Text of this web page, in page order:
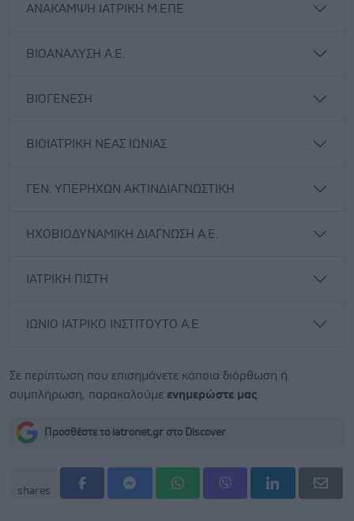
ΑΝΑΚΑΜΨΗ ΙΑΤΡΙΚΗ Μ.ΕΠΕ
ΒΙΟΑΝΑΛΥΣΗ Α.Ε.
ΒΙΟΓΕΝΕΣΗ
ΒΙΟΙΑΤΡΙΚΗ ΝΕΑΣ ΙΩΝΙΑΣ
ΓΕΝ. ΥΠΕΡΗΧΩΝ ΑΚΤΙΝΔΙΑΓΝΩΣΤΙΚΗ
ΗΧΟΒΙΟΔΥΝΑΜΙΚΗ ΔΙΑΓΝΩΣΗ Α.Ε.
ΙΑΤΡΙΚΗ ΠΙΣΤΗ
ΙΩΝΙΟ ΙΑΤΡΙΚΟ ΙΝΣΤΙΤΟΥΤΟ Α.Ε.
Σε περίπτωση που επισημάνετε κάποια διόρθωση ή
συμπλήρωση, παρακαλούμε ενημερώστε μας
Προσθέστε το iatronet.gr στο Discover
shares